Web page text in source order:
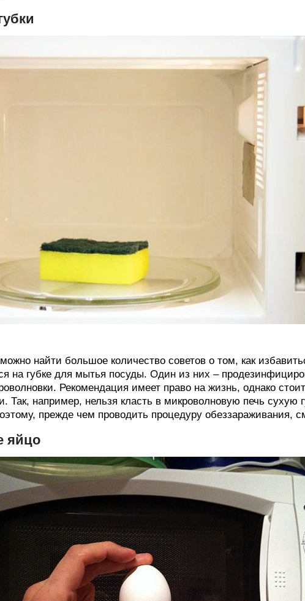
найти большое количество советов о том, как
на губке для мытья посуды. Один из них –
Рекомендация имеет право на жизнь, однако
Так, например, нельзя класть в микроволновую печь сухую
прежде чем проводить процедуру обеззараживания,
яйцо